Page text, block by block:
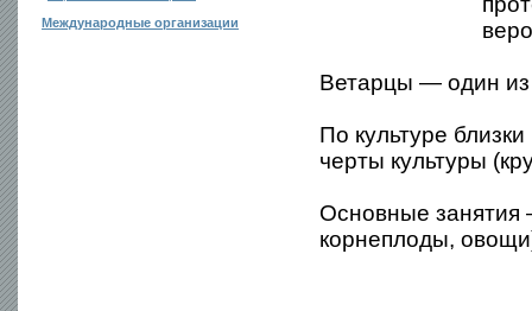
Международные организации
Ветарцы — один
По культуре
черты культуры
Основные занятия
корнеплоды,